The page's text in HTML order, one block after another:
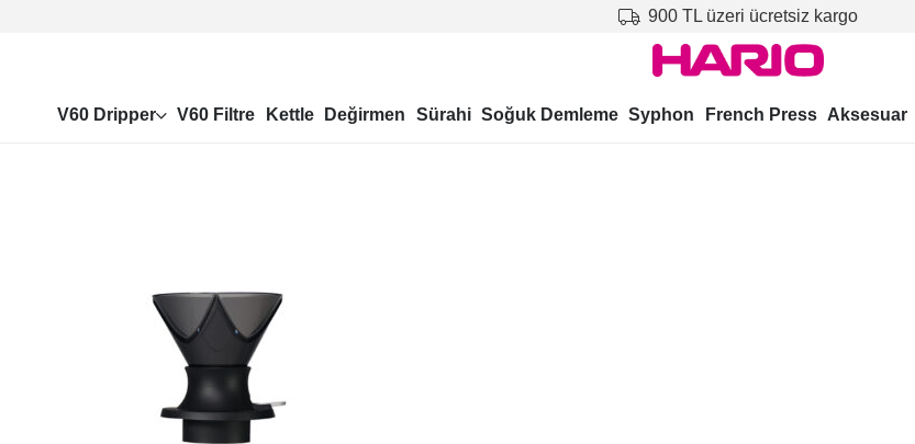
900 TL üzeri ücretsiz kargo
V60 Dripper V60 Filtre Kettle Değirmen Sürahi Soğuk Demleme Syphon French Press Aksesuar